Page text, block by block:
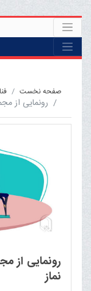
صفحه نخست
رونمایی از
رونمایی از
نماز